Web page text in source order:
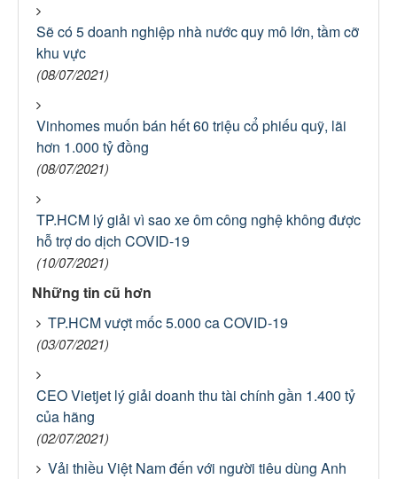
Sẽ có 5 doanh nghiệp nhà nước quy mô lớn, tầm cỡ
khu vực
(08/07/2021)
Vinhomes muốn bán hết 60 triệu cổ phiếu quỹ, lãi
hơn 1.000 tỷ đồng
(08/07/2021)
TP.HCM lý giải vì sao xe ôm công nghệ không được
hỗ trợ do dịch COVID-19
(10/07/2021)
Những tin cũ hơn
TP.HCM vượt mốc 5.000 ca COVID-19
(03/07/2021)
CEO Vietjet lý giải doanh thu tài chính gần 1.400 tỷ
của hãng
(02/07/2021)
Vải thiều Việt Nam đến với người tiêu dùng Anh